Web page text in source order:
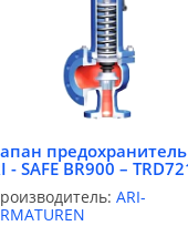
- SAFE BR900 –
ARI-